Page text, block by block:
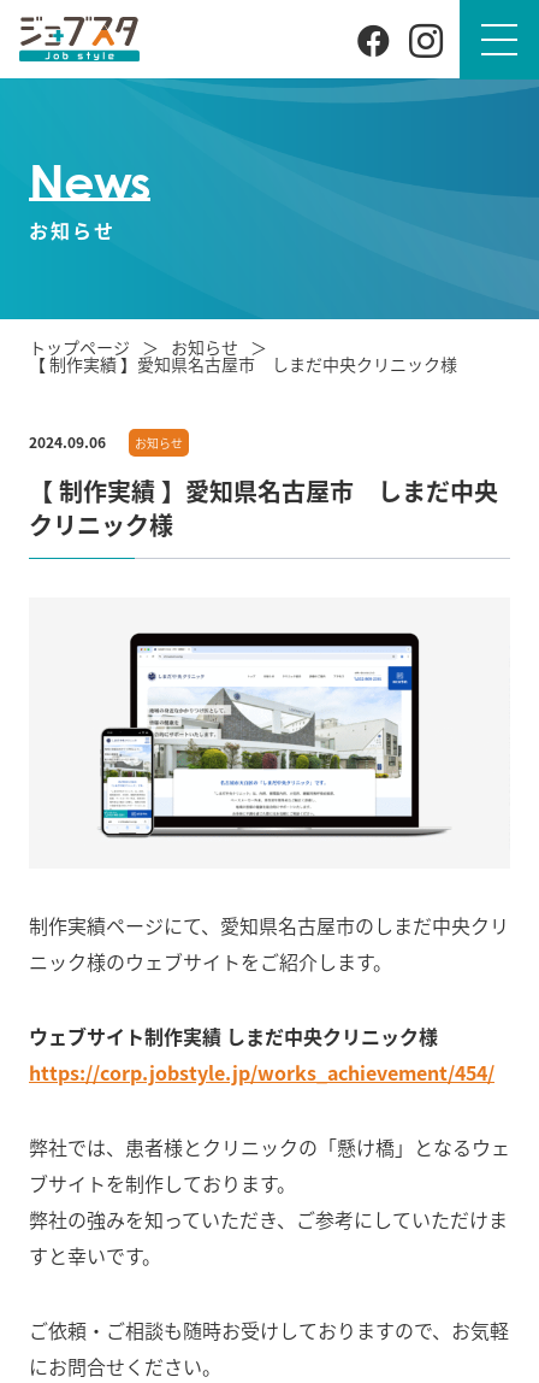
News
お知らせ
トップページ お知らせ
【 制作実績 】愛知県名古屋市 しまだ中央クリニック様
2024.09.06 お知らせ
【 制作実績 】愛知県名古屋市 しまだ中央
クリニック様
制作実績ページにて、愛知県名古屋市のしまだ中央クリ
ニック様のウェブサイトをご紹介します。
ウェブサイト制作実績 しまだ中央クリニック様
https://corp.jobstyle.jp/works_achievement/454/
弊社では、患者様とクリニックの「懸け橋」となるウェ
ブサイトを制作しております。
弊社の強みを知っていただき、ご参考にしていただけま
すと幸いです。
ご依頼・ご相談も随時お受けしておりますので、お気軽
にお問合せください。